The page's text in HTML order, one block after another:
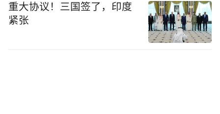
重大协议！三国签了，印度
紧张